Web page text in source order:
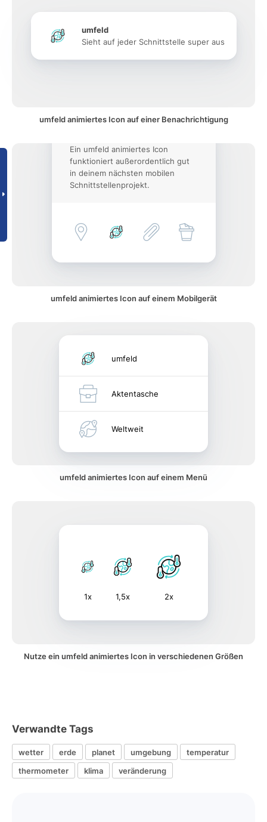
umfeld
Sieht auf jeder Schnittstelle super aus
umfeld animiertes Icon auf einer Benachrichtigung
Ein umfeld animiertes Icon
funktioniert außerordentlich gut
in deinem nächsten mobilen
Schnittstellenprojekt.
umfeld animiertes Icon auf einem Mobilgerät
umfeld
Aktentasche
Weltweit
umfeld animiertes Icon auf einem Menü
1x 1,5x 2x
Nutze ein umfeld animiertes Icon in verschiedenen Größen
Verwandte Tags
wetter erde planet umgebung
temperatur
thermometer
klima veränderung